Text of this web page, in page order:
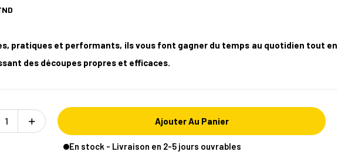
pratiques et performants, ils vous font gagner du temps au quotidien tout en
des découpes propres et efficaces.
Ajouter Au Panier
En stock - Livraison en 2-5 jours ouvrables